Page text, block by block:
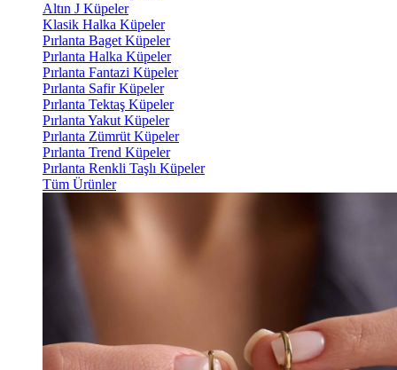
Altın J Küpeler
Klasik Halka Küpeler
Pırlanta Baget Küpeler
Pırlanta Halka Küpeler
Pırlanta Fantazi Küpeler
Pırlanta Safir Küpeler
Pırlanta Tektaş Küpeler
Pırlanta Yakut Küpeler
Pırlanta Zümrüt Küpeler
Pırlanta Trend Küpeler
Pırlanta Renkli Taşlı Küpeler
Tüm Ürünler